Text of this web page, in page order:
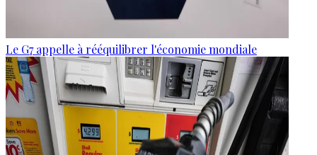
Le G7 appelle à rééquilibrer l'économie mondiale